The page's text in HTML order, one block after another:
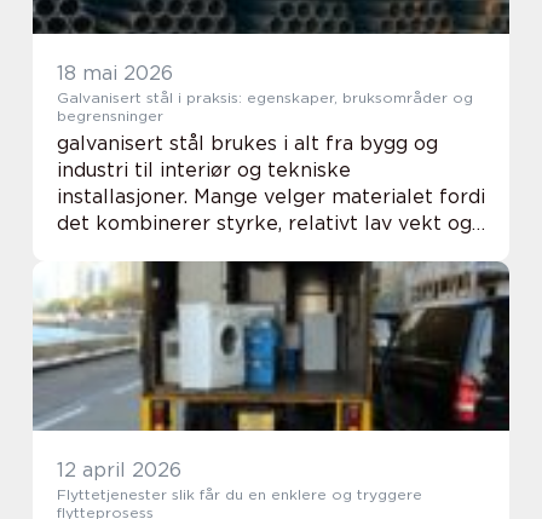
18 mai 2026
Galvanisert stål i praksis: egenskaper, bruksområder og
begrensninger
galvanisert stål brukes i alt fra bygg og
industri til interiør og tekniske
installasjoner. Mange velger materialet fordi
det kombinerer styrke, relativt lav vekt og
store forskjeller mellom typer galvaniser...
12 april 2026
Flyttetjenester slik får du en enklere og tryggere
flytteprosess